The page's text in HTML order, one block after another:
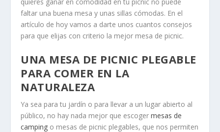
faltar una buena mesa y unas sillas cómodas. En el
artículo de hoy vamos a darte unos cuantos consejos
para que elijas con criterio la mejor mesa de picnic.
UNA MESA DE PICNIC PLEGABLE
PARA COMER EN LA
NATURALEZA
Ya sea para tu jardín o para llevar a un lugar abierto al
público, no hay nada mejor que escogermesas de
camping o mesas de picnic plegables, que nos permiten